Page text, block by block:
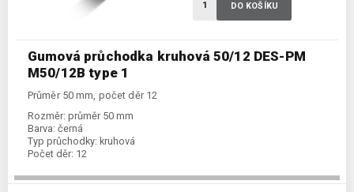
Gumová průchodka kruhová 50/12 DES-PM
M50/12B type 1
Průměr 50 mm, počet děr 12
Rozměr: průměr 50 mm
Barva: černá
Typ průchodky: kruhová
Počet děr: 12
DO KOŠÍKU